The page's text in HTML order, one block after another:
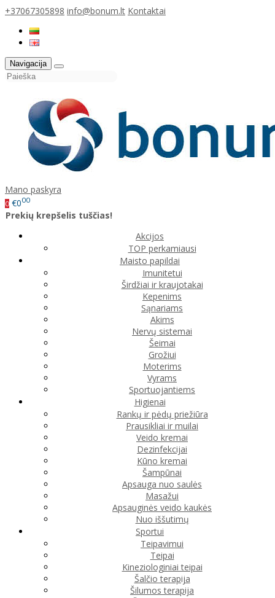
+37067305898 info@bonum.lt Kontaktai
Navigacija
Mano paskyra
0 €000
Prekių krepšelis tuščias!
Akcijos
TOP perkamiausi
Maisto papildai
Imunitetui
Širdžiai ir kraujotakai
Kepenims
Sąnariams
Akims
Nervų sistemai
Šeimai
Grožiui
Moterims
Vyrams
Sportuojantiems
Higienai
Rankų ir pėdų priežiūra
Prausikliai ir muilai
Veido kremai
Dezinfekcijai
Kūno kremai
Šampūnai
Apsauga nuo saulės
Masažui
Apsauginės veido kaukės
Nuo iššutimų
Sportui
Teipavimui
Teipai
Kineziologiniai teipai
Šalčio terapija
Šilumos terapija